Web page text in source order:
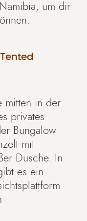
um dir
mitten in der
privates
Bungalow
mit
Dusche. In
es ein